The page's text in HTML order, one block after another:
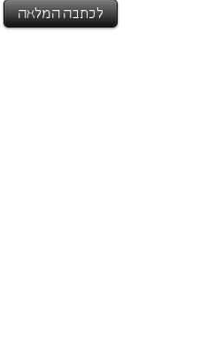
לכתבה המלאה